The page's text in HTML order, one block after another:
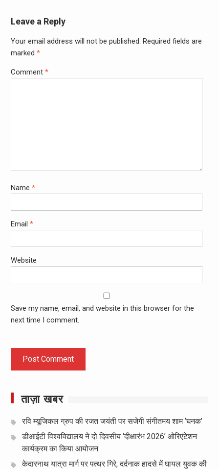
Leave a Reply
Your email address will not be published. Required fields are
marked *
Comment *
Name *
Email *
Website
Save my name, email, and website in this browser for the
next time I comment.
ताज़ा खबर
रवि म्यूजिकल ग्रुप की रजत जयंती पर सजेगी संगीतमय शाम ‘घनक’
डीआईटी विश्वविद्यालय ने दो दिवसीय ‘दीक्षारंभ 2026’ ओरिएंटेशन
कार्यक्रम का किया आयोजन
केदारनाथ यात्रा मार्ग पर पत्थर गिरे, दर्दनाक हादसे में घायल युवक की